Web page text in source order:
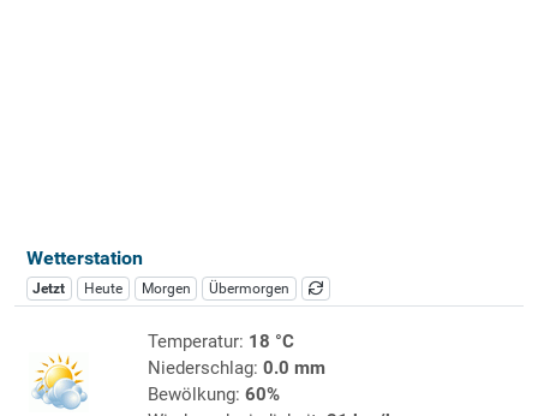
Wetterstation
Jetzt Heute Morgen Übermorgen
Temperatur: 18 °C
Niederschlag: 0.0 mm
Bewölkung: 60%